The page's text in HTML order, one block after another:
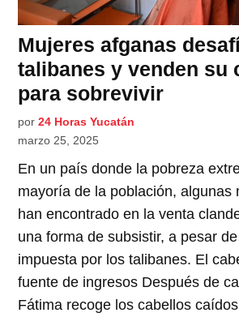
Mujeres afganas
talibanes y venden su
para sobrevivir
por 24 Horas Yucatán
marzo 25, 2025
En un país donde la pobreza
mayoría de la población, algunas
han encontrado en la venta
una forma de subsistir, a pesar
impuesta por los talibanes. El
fuente de ingresos Después de
Fátima recoge los cabellos